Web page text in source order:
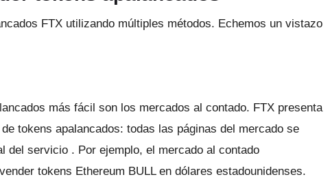
FTX utilizando múltiples métodos. Echemos un vistazo
más fácil son los mercados al contado. FTX presenta
tokens apalancados: todas las páginas del mercado se
del servicio . Por ejemplo, el mercado al contado
tokens Ethereum BULL en dólares estadounidenses.